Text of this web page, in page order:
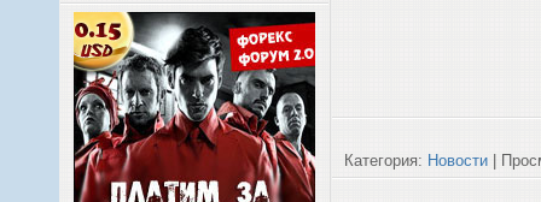
Категория: Новости |